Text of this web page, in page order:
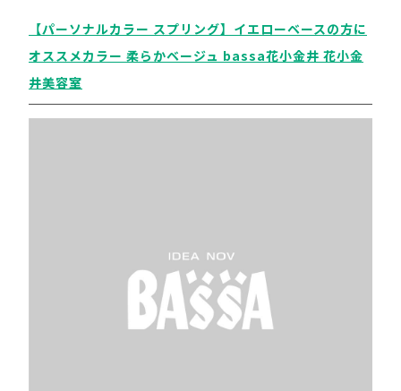
【パーソナルカラー スプリング】イエローベースの方に
オススメカラー 柔らかベージュ bassa花小金井 花小金
井美容室